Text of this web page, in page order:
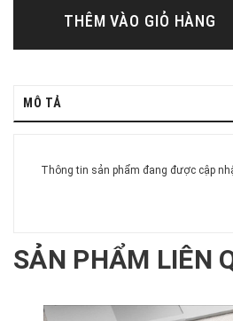
THÊM VÀO GIỎ HÀNG
MÔ TẢ
Thông tin sản phẩm đang được cập
SẢN PHẨM LIÊN